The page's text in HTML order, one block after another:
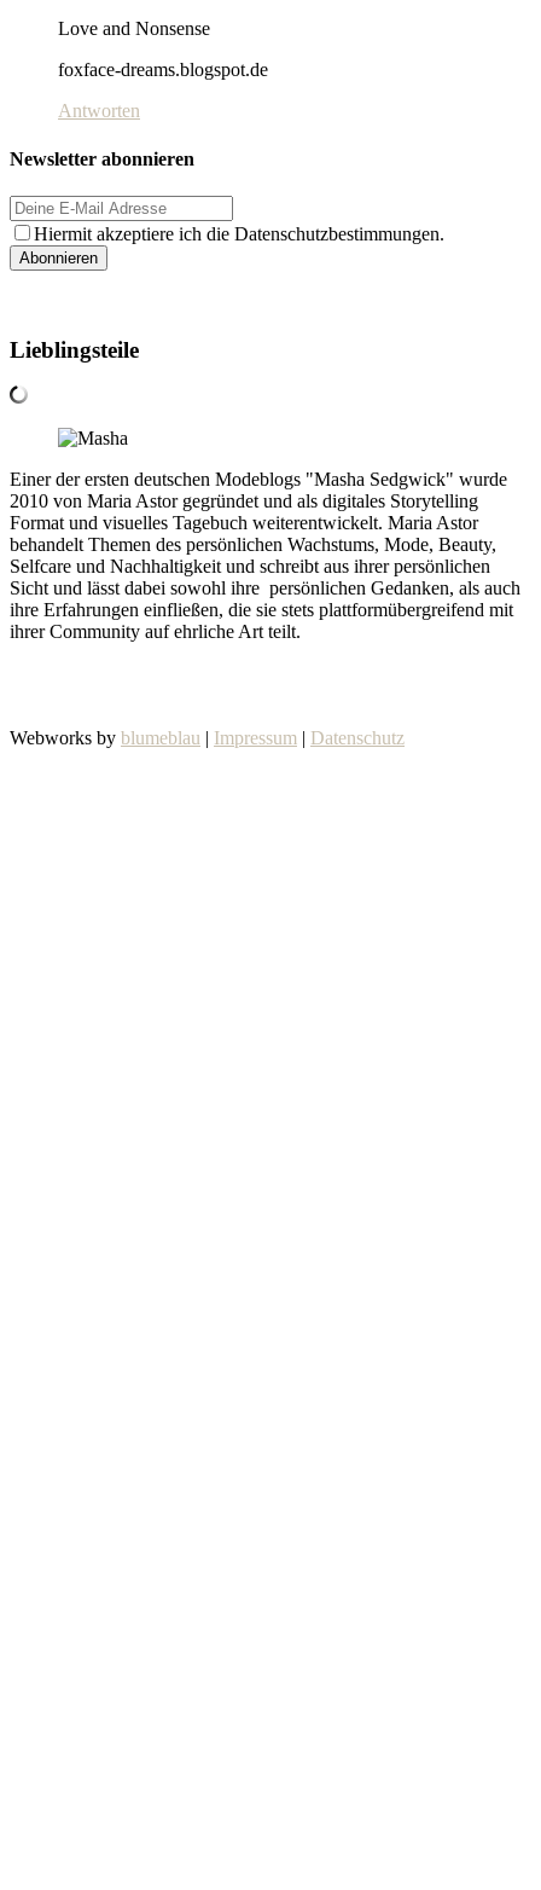
Love and Nonsense
foxface-dreams.blogspot.de
Antworten
Newsletter abonnieren
Hiermit akzeptiere ich die Datenschutzbestimmungen.
Lieblingsteile
Einer der ersten deutschen Modeblogs "Masha Sedgwick" wurde
2010 von Maria Astor gegründet und als digitales Storytelling
Format und visuelles Tagebuch weiterentwickelt. Maria Astor
behandelt Themen des persönlichen Wachstums, Mode, Beauty,
Selfcare und Nachhaltigkeit und schreibt aus ihrer persönlichen
Sicht und lässt dabei sowohl ihre persönlichen Gedanken, als auch
ihre Erfahrungen einfließen, die sie stets plattformübergreifend mit
ihrer Community auf ehrliche Art teilt.
Webworks by blumeblau | Impressum | Datenschutz